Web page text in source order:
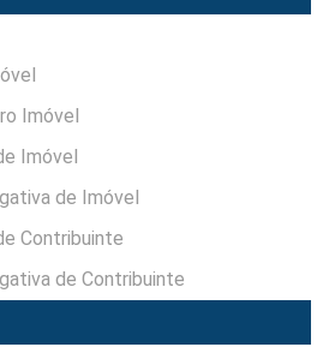
Imóvel
Imóvel
de Imóvel
Contribuinte
de Contribuinte